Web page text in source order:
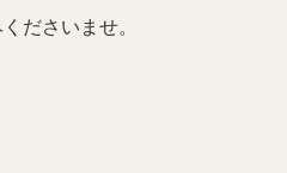
ださいませ。